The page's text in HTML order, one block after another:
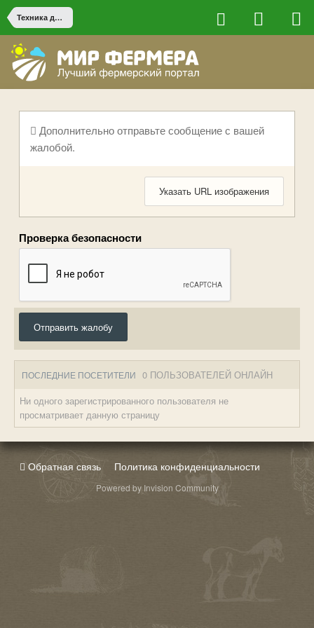
Техника для крупных и средних хозяйств
Дополнительно отправьте сообщение с вашей
жалобой.
Указать URL изображения
Проверка безопасности
Отправить жалобу
ПОСЛЕДНИЕ ПОСЕТИТЕЛИ 0 ПОЛЬЗОВАТЕЛЕЙ ОНЛАЙН
Ни одного зарегистрированного пользователя не
просматривает данную страницу
Обратная связь Политика конфиденциальности
Powered by Invision Community